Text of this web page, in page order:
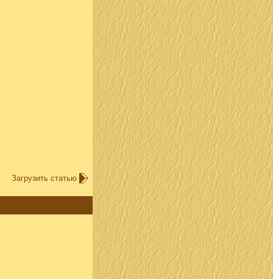
Загрузить статью